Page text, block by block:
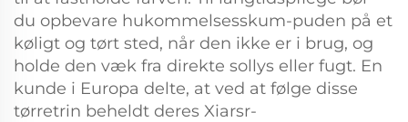
du opbevare hukommelsesskum-puden på et
køligt og tørt sted, når den ikke er i brug, og
holde den væk fra direkte sollys eller fugt. En
kunde i Europa delte, at ved at følge disse
tørretrin beheldt deres Xiarsr-